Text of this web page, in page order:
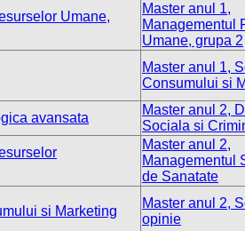
Umane,
Master anul 1,
Managementul
Umane, grupa 2
Master anul 1,
Consumului si
avansata
Master anul 2,
Sociala si
Master anul 2,
Managementul
de Sanatate
si Marketing
Master anul 2,
opinie